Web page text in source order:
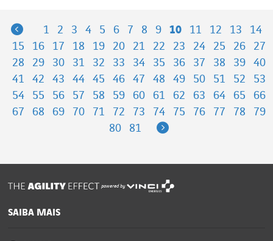
Previous
1 2 3 4 5 6 7 8 9 10 11 12 13
14
15
16 17 18 19 20 21 22 23 24 25 26
27
28
29 30 31 32 33 34 35 36 37 38 39
40
41
42 43 44 45 46 47 48 49 50 51 52
53
54
55 56 57 58 59 60 61 62 63 64 65
66
67
68 69 70 71 72 73 74 75 76 77 78
79
80
81 Next
powered by
SAIBA MAIS